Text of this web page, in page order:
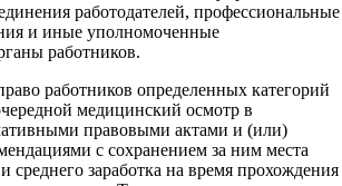
работодателей, профессиональные
и иные уполномоченные
работников.
работников определенных категорий
медицинский осмотр в
правовыми актами и (или)
с сохранением за ним места
среднего заработка на время прохождения